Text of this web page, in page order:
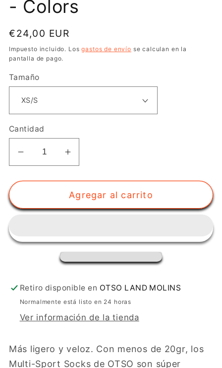
- Colors
Precio
habitual
€24,00 EUR
Impuesto incluido. Losgastos de envío se calculan en la
pantalla de pago.
Tamaño
Cantidad
Reducir
para
Calcetines
Sublimados
Aumentar
para
Calcetines
Sublimados
Agregar al carrito
Retiro disponible en OTSO LAND MOLINS
Normalmente está listo en 24 horas
Ver información de la tienda
Más ligero y veloz. Con menos de 20gr, los
Multi-Sport Socks de OTSO son súper